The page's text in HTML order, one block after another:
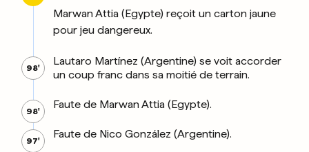
Marwan Attia (Egypte) reçoit un carton jaune
pour jeu dangereux.
98'
Lautaro Martínez (Argentine) se voit accorder
un coup franc dans sa moitié de terrain.
98'
Faute de Marwan Attia (Egypte).
97'
Faute de Nico González (Argentine).